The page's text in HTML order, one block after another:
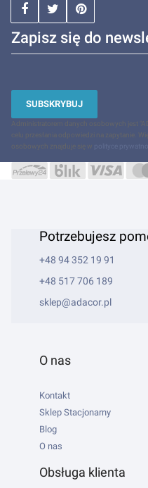
Zapisz się do
SUBSKRYBUJ
Administratorem danych osobowych jest
celu przesłania odpowiedzi na zapytanie.
osobowych znajduje się w
Potrzebujesz
+48 94 352 19 91
+48 517 706 189
sklep@adacor.pl
Linki w stopce
O nas
Kontakt
Sklep Stacjonarny
Blog
O nas
Obsługa klienta